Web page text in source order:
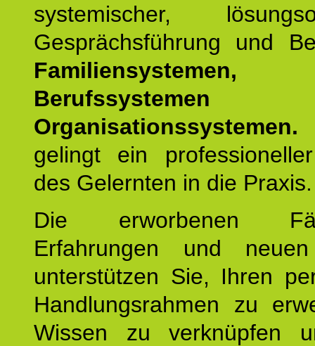
systemischer,
Gesprächsführung und
Familiensystemen,
Organisationssystemen.
gelingt ein
des Gelernten in die Praxis.
Die erworbenen
Erfahrungen und
unterstützen Sie, Ihren
Handlungsrahmen zu
Wissen zu verknüpfen